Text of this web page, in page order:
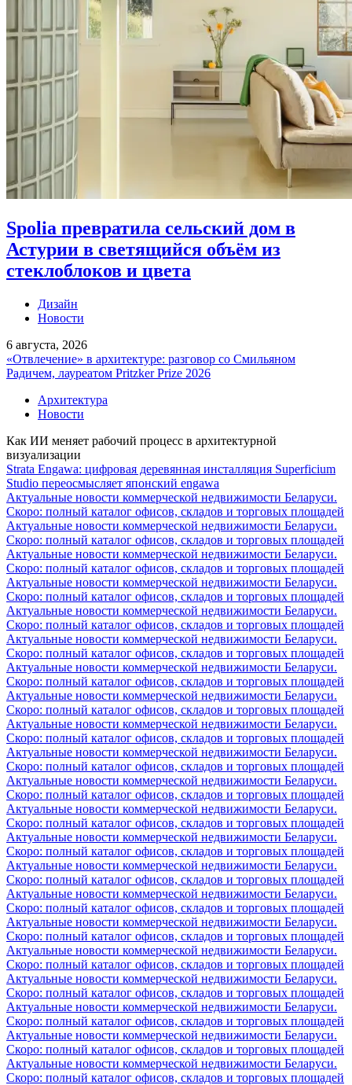
Spolia превратила сельский дом в
Астурии в светящийся объём из
стеклоблоков и цвета
Дизайн
Новости
6 августа, 2026
«Отвлечение» в архитектуре: разговор со Смильяном
Радичем, лауреатом Pritzker Prize 2026
Архитектура
Новости
Как ИИ меняет рабочий процесс в архитектурной
визуализации
Strata Engawa: цифровая деревянная инсталляция Superficium
Studio переосмысляет японский engawa
Актуальные новости коммерческой недвижимости Беларуси.
Скоро: полный каталог офисов, складов и торговых площадей
Актуальные новости коммерческой недвижимости Беларуси.
Скоро: полный каталог офисов, складов и торговых площадей
Актуальные новости коммерческой недвижимости Беларуси.
Скоро: полный каталог офисов, складов и торговых площадей
Актуальные новости коммерческой недвижимости Беларуси.
Скоро: полный каталог офисов, складов и торговых площадей
Актуальные новости коммерческой недвижимости Беларуси.
Скоро: полный каталог офисов, складов и торговых площадей
Актуальные новости коммерческой недвижимости Беларуси.
Скоро: полный каталог офисов, складов и торговых площадей
Актуальные новости коммерческой недвижимости Беларуси.
Скоро: полный каталог офисов, складов и торговых площадей
Актуальные новости коммерческой недвижимости Беларуси.
Скоро: полный каталог офисов, складов и торговых площадей
Актуальные новости коммерческой недвижимости Беларуси.
Скоро: полный каталог офисов, складов и торговых площадей
Актуальные новости коммерческой недвижимости Беларуси.
Скоро: полный каталог офисов, складов и торговых площадей
Актуальные новости коммерческой недвижимости Беларуси.
Скоро: полный каталог офисов, складов и торговых площадей
Актуальные новости коммерческой недвижимости Беларуси.
Скоро: полный каталог офисов, складов и торговых площадей
Актуальные новости коммерческой недвижимости Беларуси.
Скоро: полный каталог офисов, складов и торговых площадей
Актуальные новости коммерческой недвижимости Беларуси.
Скоро: полный каталог офисов, складов и торговых площадей
Актуальные новости коммерческой недвижимости Беларуси.
Скоро: полный каталог офисов, складов и торговых площадей
Актуальные новости коммерческой недвижимости Беларуси.
Скоро: полный каталог офисов, складов и торговых площадей
Актуальные новости коммерческой недвижимости Беларуси.
Скоро: полный каталог офисов, складов и торговых площадей
Актуальные новости коммерческой недвижимости Беларуси.
Скоро: полный каталог офисов, складов и торговых площадей
Актуальные новости коммерческой недвижимости Беларуси.
Скоро: полный каталог офисов, складов и торговых площадей
Актуальные новости коммерческой недвижимости Беларуси.
Скоро: полный каталог офисов, складов и торговых площадей
Актуальные новости коммерческой недвижимости Беларуси.
Скоро: полный каталог офисов, складов и торговых площадей